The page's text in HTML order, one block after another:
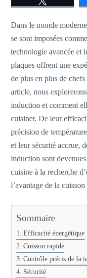
Dans le monde
se sont imposées
technologie avancée et
plaques offrent une
de plus en plus de
article, nous
induction et comment
cuisiner. De leur
précision de
et leur sécurité accrue,
induction sont
cuisine à la recherche
l’avantage de la
Sommaire
Efficacité énergétique
Cuisson rapide
Contrôle précis de la
Sécurité